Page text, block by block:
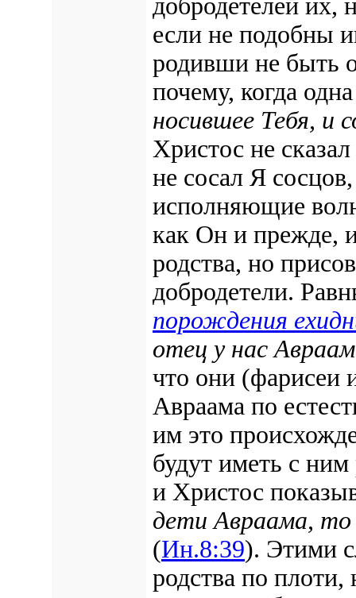
добродетелей их,
если не подобны
родивши не быть
почему, когда
носившее Тебя, и
Христос не
не сосал Я
исполняющие
как Он и прежде, и
родства, но
добродетели.
порождения
отец у нас Авраам
что они (фарисеи
Авраама по
им это
будут иметь с ним
и Христос
дети Авраама, то
(Ин.8:39). Этими
родства по плоти,